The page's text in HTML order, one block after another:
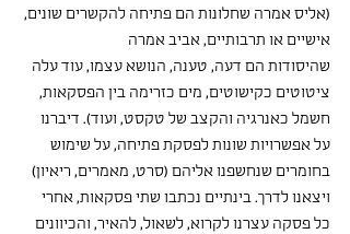
(אליס אמרה שחלונות הם פתיחה להקשרים שונים,
אישיים או תרבותיים, אביב אמרה
שהיסודות הם דעה, טענה, הנושא עצמו, עוד עלה
ציטוטים כקישוטים, מים כזרימה בין הפסקאות,
חשמל כאנרגיה והקצב של טקסט, ועוד). דיברנו
על אפשרויות שונות לפסקת פתיחה, על שימוש
בחומרים שנחשפנו אליהם (סרט, מאמרים, ריאיון)
ויצאנו לדרך. בינתיים נכתבו שתי פסקאות, אחרי
כל פסקה עצרנו לקרוא, לשאול, להאיר, והכיוונים